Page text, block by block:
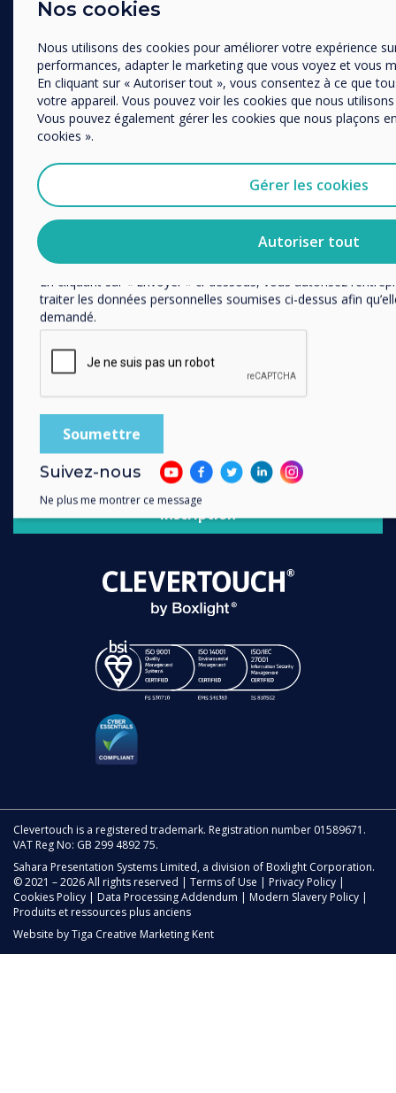
Retail
Education Supérieure
Histoire des clients
Télétravail
YouTube
Facebook
Twitter
Linkedin
Instagram
CONTACTEZ-NOUS
INSCRIVEZ-VOUS A NOTRE NEWSLETTER
Inscription
Clevertouch is a registered trademark. Registration number 01589671.
VAT Reg No: GB 299 4892 75.
Sahara Presentation Systems Limited, a division of Boxlight Corporation.
© 2021 – 2026 All rights reserved | Terms of Use | Privacy Policy |
Cookies Policy | Data Processing Addendum | Modern Slavery Policy |
Produits et ressources plus anciens
Website byTiga Creative Marketing Kent
Nos cookies
Nous utilisons des cookies pour améliorer votre expérience
performances, adapter le marketing que vous voyez et vous
En cliquant sur « Autoriser tout », vous consentez à ce que
votre appareil. Vous pouvez voir les cookies que nous
Vous pouvez également gérer les cookies que nous plaçons
cookies ».
Gérer les cookies
Autoriser tout
Enterprise
Organisation Name
Nous aimerions vous contacter au sujet de nos produits et
courrier.
Vous pouvez vous désabonner de ces communications à
politiques de confidentialité et sur notre engagement vis-à-
la vie privée.
En cliquant sur « Envoyer » ci-dessous, vous autorisez
traiter les données personnelles soumises ci-dessus afin
demandé.
Suivez-nous
Ne plus me montrer ce message